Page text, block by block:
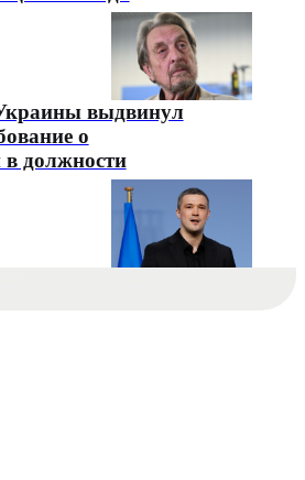
выдвинул
о
в должности